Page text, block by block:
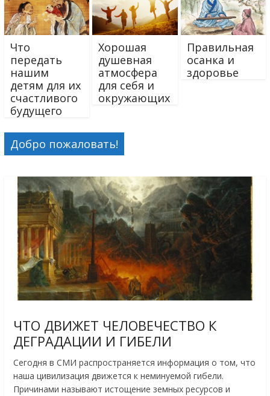
Что
передать
нашим
детям для их
счастливого
будущего
Хорошая
душевная
атмосфера
для себя и
окружающих
Правильная
осанка и
здоровье
Добро пожаловать!
ЧТО ДВИЖЕТ ЧЕЛОВЕЧЕСТВО К
ДЕГРАДАЦИИ И ГИБЕЛИ
Сегодня в СМИ распространяется информация о том, что
наша цивилизация движется к неминуемой гибели.
Причинами называют истощение земных ресурсов и